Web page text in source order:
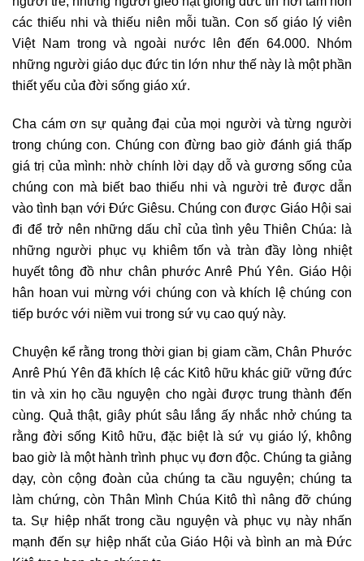
các thiếu nhi và thiếu niên mỗi tuần. Con số giáo lý viên
Việt Nam trong và ngoài nước lên đến 64.000. Nhóm
những người giáo dục đức tin lớn như thế này là một phần
thiết yếu của đời sống giáo xứ.
Cha cám ơn sự quảng đại của mọi người và từng người
trong chúng con. Chúng con đừng bao giờ đánh giá thấp
giá trị của mình: nhờ chính lời dạy dỗ và gương sống của
chúng con mà biết bao thiếu nhi và người trẻ được dẫn
vào tình bạn với Đức Giêsu. Chúng con được Giáo Hội sai
đi để trở nên những dấu chỉ của tình yêu Thiên Chúa: là
những người phục vụ khiêm tốn và tràn đầy lòng nhiệt
huyết tông đồ như chân phước Anrê Phú Yên. Giáo Hội
hân hoan vui mừng với chúng con và khích lệ chúng con
tiếp bước với niềm vui trong sứ vụ cao quý này.
Chuyện kể rằng trong thời gian bị giam cầm, Chân Phước
Anrê Phú Yên đã khích lệ các Kitô hữu khác giữ vững đức
tin và xin họ cầu nguyện cho ngài được trung thành đến
cùng. Quả thật, giây phút sâu lắng ấy nhắc nhở chúng ta
rằng đời sống Kitô hữu, đặc biệt là sứ vụ giáo lý, không
bao giờ là một hành trình phục vụ đơn độc. Chúng ta giảng
dạy, còn cộng đoàn của chúng ta cầu nguyện; chúng ta
làm chứng, còn Thân Mình Chúa Kitô thì nâng đỡ chúng
ta. Sự hiệp nhất trong cầu nguyện và phục vụ này nhấn
mạnh đến sự hiệp nhất của Giáo Hội và bình an mà Đức